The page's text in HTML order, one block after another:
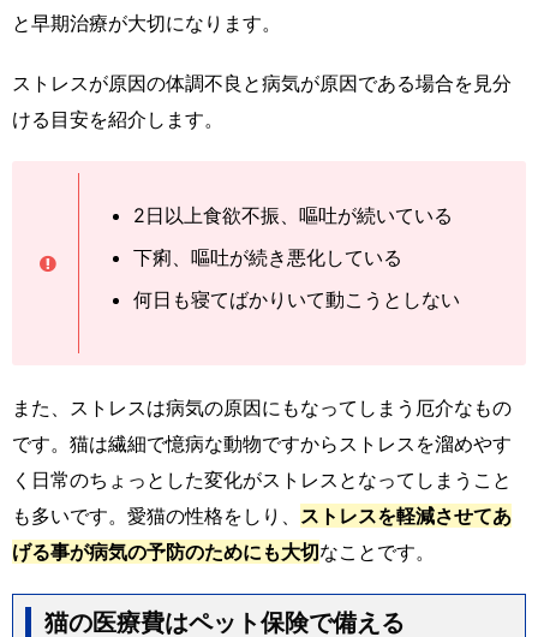
と早期治療が大切になります。
ストレスが原因の体調不良と病気が原因である場合を見分
ける目安を紹介します。
2日以上食欲不振、嘔吐が続いている
下痢、嘔吐が続き悪化している
何日も寝てばかりいて動こうとしない
また、ストレスは病気の原因にもなってしまう厄介なもの
です。猫は繊細で憶病な動物ですからストレスを溜めやす
く日常のちょっとした変化がストレスとなってしまうこと
も多いです。愛猫の性格をしり、 ストレスを軽減させてあ
げる事が病気の予防のためにも大切なことです。
猫の医療費はペット保険で備える